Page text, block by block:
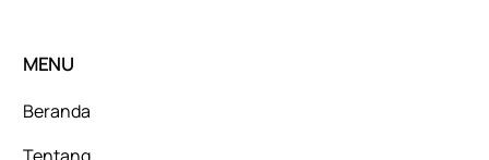
MENU
Beranda